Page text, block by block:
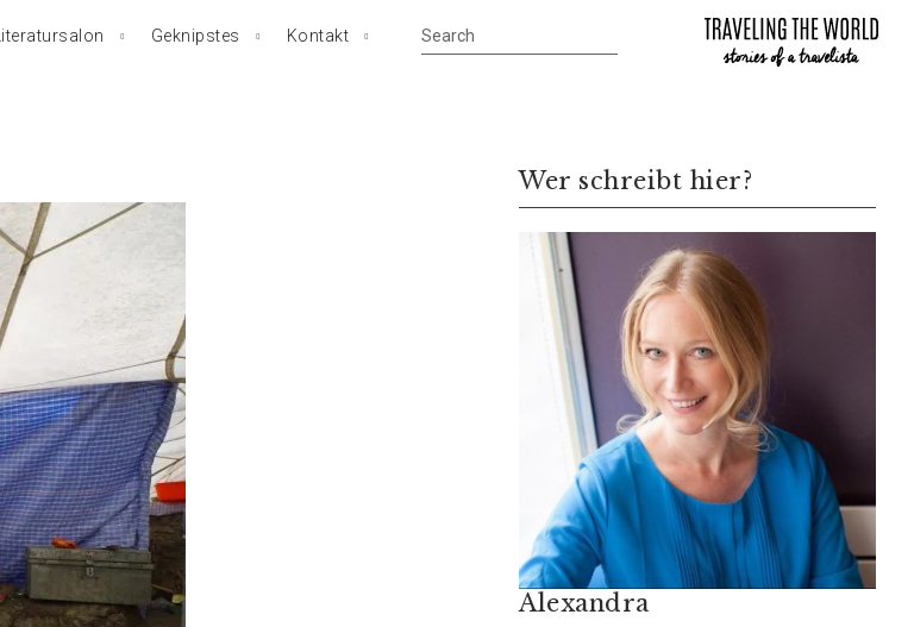
Literatursalon Geknipstes Kontakt
Wer schreibt hier?
Alexandra